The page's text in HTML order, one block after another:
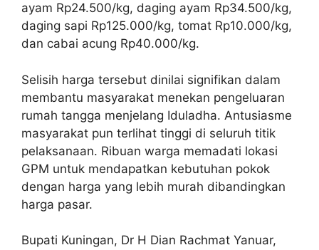
ayam Rp24.500/kg, daging ayam Rp34.500/kg,
daging sapi Rp125.000/kg, tomat Rp10.000/kg,
dan cabai acung Rp40.000/kg.
Selisih harga tersebut dinilai signifikan dalam
membantu masyarakat menekan pengeluaran
rumah tangga menjelang Iduladha. Antusiasme
masyarakat pun terlihat tinggi di seluruh titik
pelaksanaan. Ribuan warga memadati lokasi
GPM untuk mendapatkan kebutuhan pokok
dengan harga yang lebih murah dibandingkan
harga pasar.
Bupati Kuningan, Dr H Dian Rachmat Yanuar,